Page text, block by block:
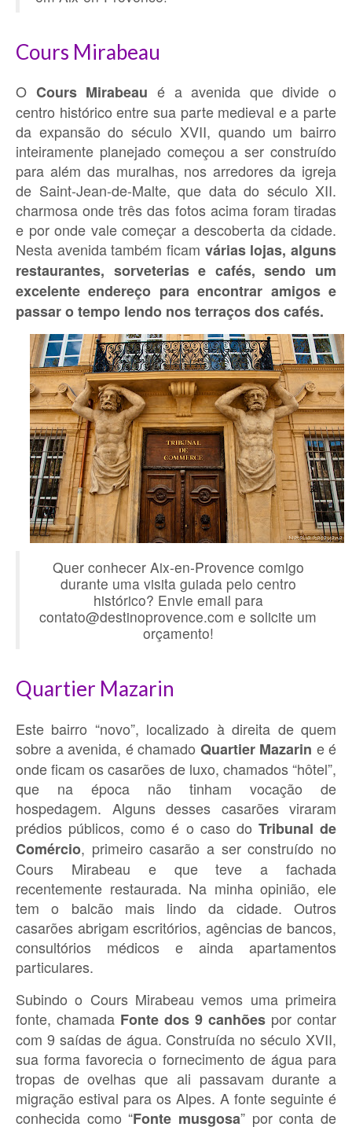
Cours Mirabeau
O Cours Mirabeau é a avenida que divide o
centro histórico entre sua parte medieval e a parte
da expansão do século XVII, quando um bairro
inteiramente planejado começou a ser construído
para além das muralhas, nos arredores da igreja
de Saint-Jean-de-Malte, que data do século XII.
charmosa onde três das fotos acima foram tiradas
e por onde vale começar a descoberta da cidade.
Nesta avenida também ficam várias lojas, alguns
restaurantes, sorveterias e cafés, sendo um
excelente endereço para encontrar amigos e
passar o tempo lendo nos terraços dos cafés.
Quer conhecer Aix-en-Provence comigo
durante uma visita guiada pelo centro
histórico? Envie email para
contato@destinoprovence.com e solicite um
orçamento!
Quartier Mazarin
Este bairro “novo”, localizado à direita de quem
sobre a avenida, é chamado Quartier Mazarin e é
onde ficam os casarões de luxo, chamados “hôtel”,
que na época não tinham vocação de
hospedagem. Alguns desses casarões viraram
prédios públicos, como é o caso do Tribunal de
Comércio, primeiro casarão a ser construído no
Cours Mirabeau e que teve a fachada
recentemente restaurada. Na minha opinião, ele
tem o balcão mais lindo da cidade. Outros
casarões abrigam escritórios, agências de bancos,
consultórios médicos e ainda apartamentos
particulares.
Subindo o Cours Mirabeau vemos uma primeira
fonte, chamada Fonte dos 9 canhões por contar
com 9 saídas de água. Construída no século XVII,
sua forma favorecia o fornecimento de água para
tropas de ovelhas que ali passavam durante a
migração estival para os Alpes. A fonte seguinte é
conhecida como “Fonte musgosa” por conta de